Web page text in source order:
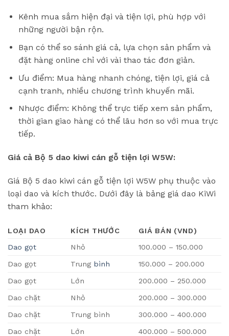
Kênh mua sắm hiện đại và tiện lợi, phù hợp với
những người bận rộn.
Bạn có thể so sánh giá cả, lựa chọn sản phẩm và
đặt hàng online chỉ với vài thao tác đơn giản.
Ưu điểm: Mua hàng nhanh chóng, tiện lợi, giá cả
cạnh tranh, nhiều chương trình khuyến mãi.
Nhược điểm: Không thể trực tiếp xem sản phẩm,
thời gian giao hàng có thể lâu hơn so với mua trực
tiếp.
Giá cả Bộ 5 dao kiwi cán gỗ tiện lợi W5W:
Giá Bộ 5 dao kiwi cán gỗ tiện lợi W5W phụ thuộc vào
loại dao và kích thước. Dưới đây là bảng giá dao KiWi
tham khảo:
LOẠI DAO KÍCH THƯỚC
GIÁ BÁN (VND)
Dao gọt
Nhỏ 100.000 – 150.000
Dao gọt Trung bình 150.000 – 200.000
Dao gọt Lớn 200.000 – 250.000
Dao chặt Nhỏ 200.000 – 300.000
Dao chặt Trung bình 300.000 – 400.000
Dao chặt Lớn 400.000 – 500.000